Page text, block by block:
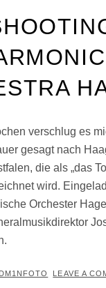
verschlug es
gesagt nach
die als „das
wird.
Orchester
LEAVE A